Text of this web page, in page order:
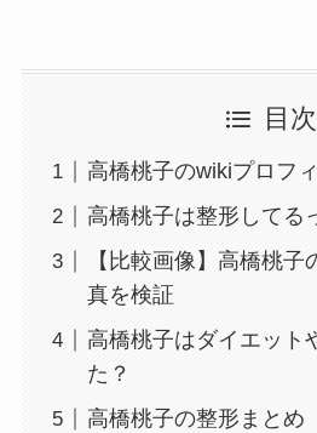
目次
高橋桃子のwikiプロフ
高橋桃子は整形してる
【比較画像】高橋桃
真を検証
高橋桃子はダイエット
た？
高橋桃子の整形まとめ